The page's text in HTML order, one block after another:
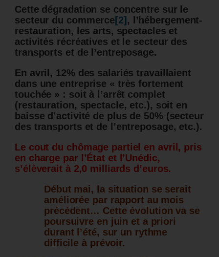
Cette dégradation se concentre sur le
secteur du commerce [2] , l’hébergement-
restauration, les arts, spectacles et
activités récréatives et le secteur des
transports et de l’entreposage.
En avril, 12% des salariés travaillaient
dans une entreprise « très fortement
touchée » : soit à l’arrêt complet
(restauration, spectacle, etc.), soit en
baisse d’activité de plus de 50% (secteur
des transports et de l’entreposage, etc.).
Le cout du chômage partiel en avril, pris
en charge par l’État et l’Unédic,
s’élèverait à 2,0 milliards d’euros.
Début mai, la situation se serait
améliorée par rapport au mois
précédent… Cette évolution va se
poursuivre en juin et a priori
durant l’été, sur un rythme
difficile à prévoir.